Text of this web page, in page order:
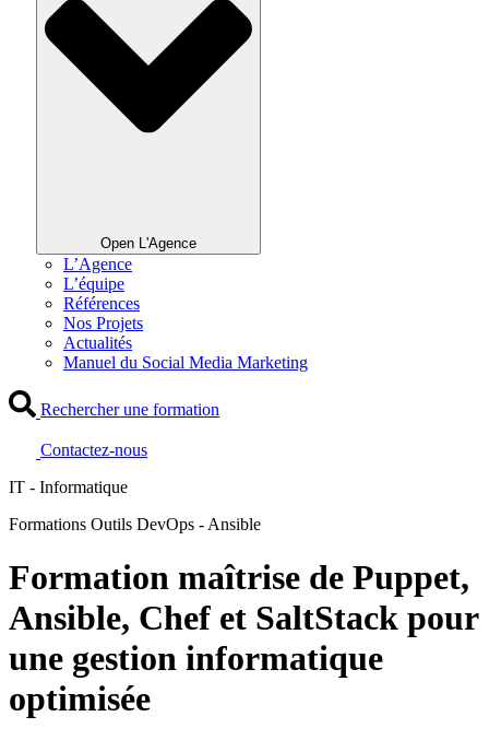
Open L'Agence
L’Agence
L’équipe
Références
Nos Projets
Actualités
Manuel du Social Media Marketing
Rechercher une formation
Contactez-nous
IT - Informatique
Formations Outils DevOps - Ansible
Formation maîtrise de Puppet,
Ansible, Chef et SaltStack pour
une gestion informatique
optimisée